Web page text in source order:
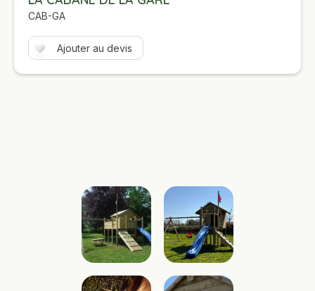
CAB-GA
Ajouter au devis